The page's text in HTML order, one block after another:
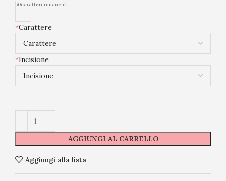
50caratteri rimanenti
*Carattere
*Incisione
AGGIUNGI AL CARRELLO
Aggiungi alla lista